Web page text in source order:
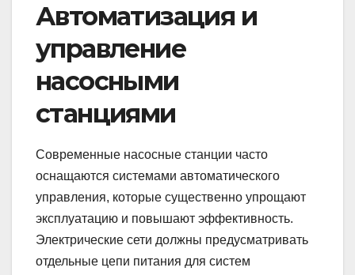
Автоматизация и
управление
насосными
станциями
Современные насосные станции часто
оснащаются системами автоматического
управления, которые существенно упрощают
эксплуатацию и повышают эффективность.
Электрические сети должны предусматривать
отдельные цепи питания для систем